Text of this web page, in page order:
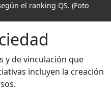
el ranking QS. (Foto
y de vinculación que
incluyen la creación